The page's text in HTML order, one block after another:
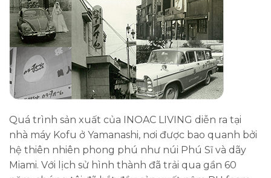
Quá trình sản xuất của INOAC LIVING diễn ra tại
nhà máy Kofu ở Yamanashi, nơi được bao quanh bởi
hệ thiên nhiên phong phú như núi Phú Sĩ và dãy
Miami. Với lịch sử hình thành đã trải qua gần 60